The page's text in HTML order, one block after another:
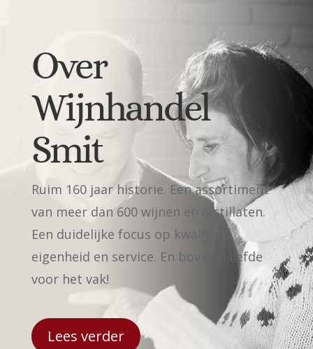
Over
Wijnhandel
Smit
Ruim 160 jaar historie. Een assortiment
van meer dan 600 wijnen en distillaten.
Een duidelijke focus op kwaliteit,
eigenheid en service. En bovenal liefde
voor het vak!
Lees verder